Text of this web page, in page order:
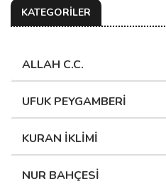
KATEGORİLER
ALLAH C.C.
UFUK PEYGAMBERİ
KURAN İKLİMİ
NUR BAHÇESİ